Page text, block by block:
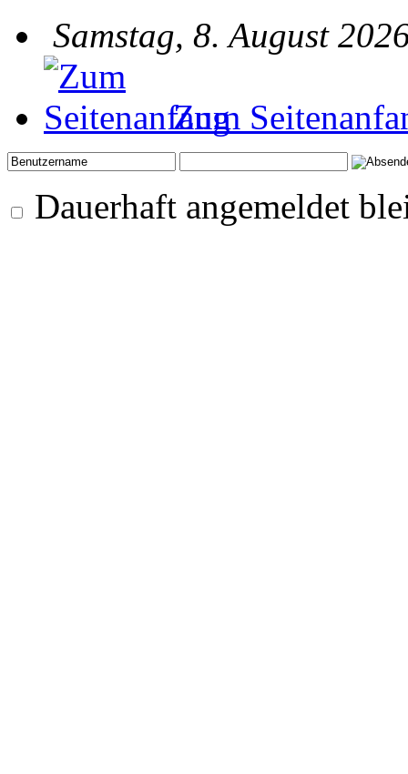
Samstag, 8. August
Zum
Dauerhaft angemeldet